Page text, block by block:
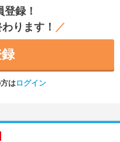
登録！
ります！ ／
はログイン